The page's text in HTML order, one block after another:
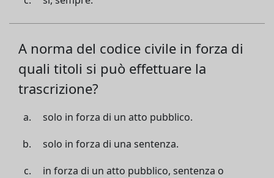
A norma del codice civile in forza di
quali titoli si può effettuare la
trascrizione?
solo in forza di un atto pubblico.
solo in forza di una sentenza.
in forza di un atto pubblico, sentenza o